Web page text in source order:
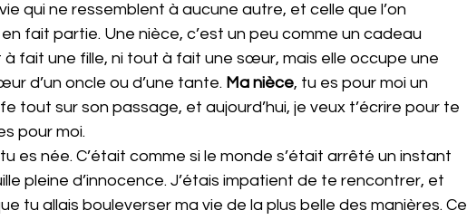
qui ne ressemblent à aucune autre, et celle que l’on
en fait partie. Une nièce, c’est un peu comme un cadeau
à fait une fille, ni tout à fait une sœur, mais elle occupe une
d’un oncle ou d’une tante. Ma nièce, tu es pour moi un
tout sur son passage, et aujourd’hui, je veux t’écrire pour te
pour moi.
es née. C’était comme si le monde s’était arrêté un instant
pleine d’innocence. J’étais impatient de te rencontrer, et
tu allais bouleverser ma vie de la plus belle des manières. Ce